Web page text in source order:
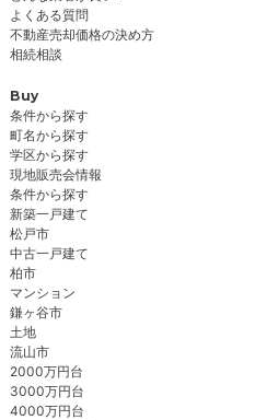
よくある質問
不動産売却価格の決め方
相続相談
Buy
条件から探す
町名から探す
学区から探す
現地販売会情報
条件から探す
新築一戸建て
松戸市
中古一戸建て
柏市
マンション
鎌ヶ谷市
土地
流山市
2000万円台
3000万円台
4000万円台